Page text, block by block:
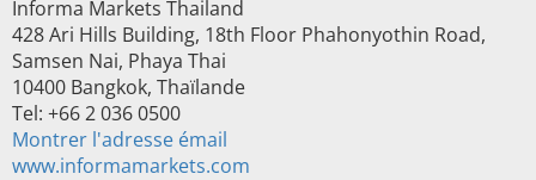
Informa Markets Thailand
428 Ari Hills Building, 18th Floor Phahonyothin Road,
Samsen Nai, Phaya Thai
10400 Bangkok, Thaïlande
Tel: +66 2 036 0500
Montrer l'adresse émail
www.informamarkets.com